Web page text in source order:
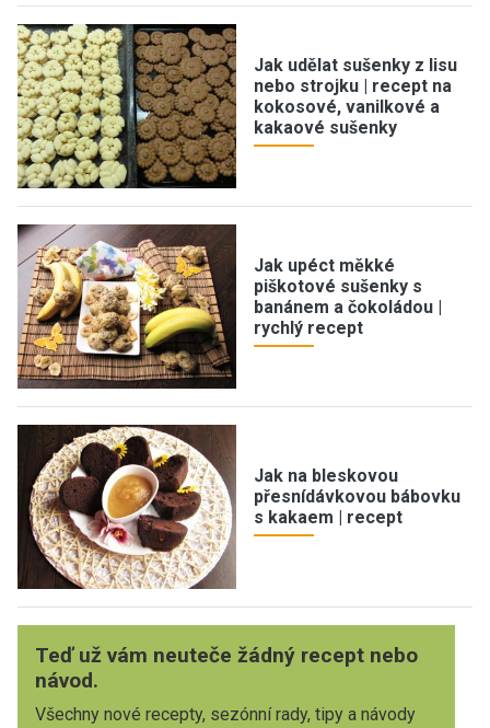
Jak udělat sušenky z lisu
nebo strojku | recept na
kokosové, vanilkové a
kakaové sušenky
Jak upéct měkké
piškotové sušenky s
banánem a čokoládou |
rychlý recept
Jak na bleskovou
přesnídávkovou bábovku
s kakaem | recept
Teď už vám neuteče žádný recept nebo
návod.
Všechny nové recepty, sezónní rady, tipy a návody